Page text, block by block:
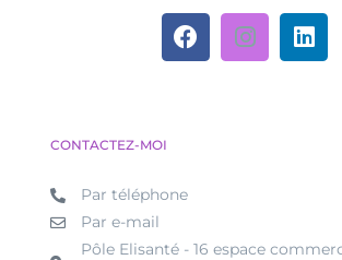
CONTACTEZ-MOI
Par téléphone
Par e-mail
Pôle Elisanté - 16 espace